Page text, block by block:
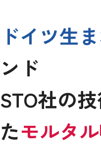
ドイツ生
ンド
STO社の
たモルタ